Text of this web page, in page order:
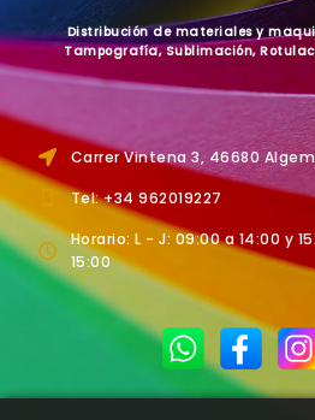
Distribución de materiales y
Tampografía, Sublimación,
Carrer Vintena 3, 46680
Tel: +34 962019227
Horario: L - J: 09:00 a 14:00 y
15:00